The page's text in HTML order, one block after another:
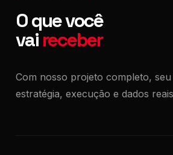
O que você
vai receber
Com nosso projeto completo,
estratégia, execução e dados